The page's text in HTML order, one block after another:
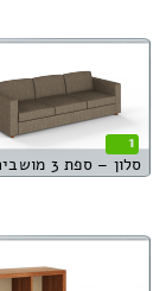
1
סלון – ספת 3 מושבים